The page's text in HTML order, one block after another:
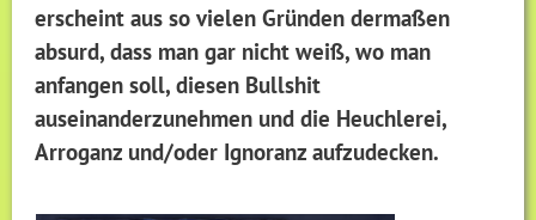
erscheint aus so vielen Gründen dermaßen
absurd, dass man gar nicht weiß, wo man
anfangen soll, diesen Bullshit
auseinanderzunehmen und die Heuchlerei,
Arroganz und/oder Ignoranz aufzudecken.